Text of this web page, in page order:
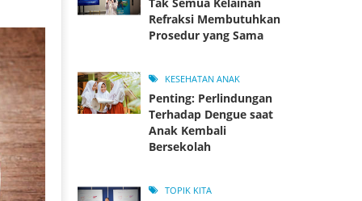
Refraksi Membutuhkan
Prosedur yang Sama
KESEHATAN ANAK
Penting: Perlindungan
Terhadap Dengue saat
Anak Kembali
Bersekolah
TOPIK KITA